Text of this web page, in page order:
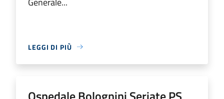
LEGGI DI PIÙ